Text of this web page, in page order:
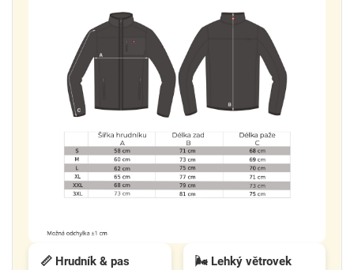
📏 Hrudník & pas 🌬️ Lehký větrovek